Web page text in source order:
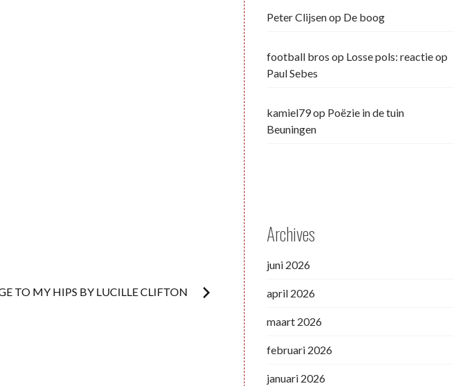
TO MY HIPS BY LUCILLE CLIFTON
Peter Clijsenop De boog
football bros op Losse pols: reactie op
Paul Sebes
kamiel79op Poëzie in de tuin
Beuningen
Archives
juni 2026
april 2026
maart 2026
februari 2026
januari 2026